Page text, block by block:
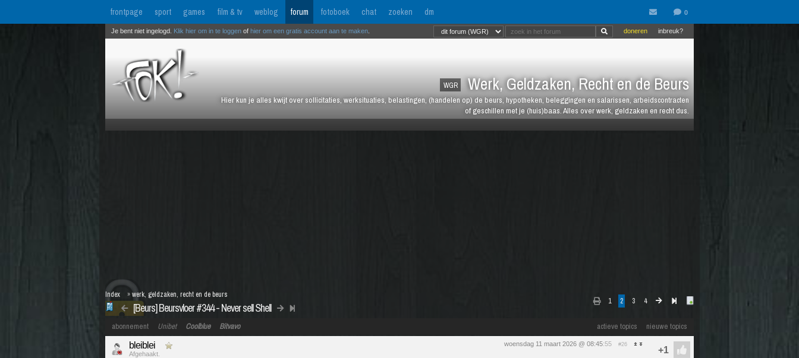
frontpage sport games film & tv weblog forum fotoboek chat zoeken dm
WGR Werk, Geldzaken, Recht en de Beurs
Hier kun je alles kwijt over sollicitaties, werksituaties, belastingen, (handelen op) de beurs, hypotheken, beleggingen en salarissen, arbeidscontracten
of geschillen met je (huis)baas. Alles over werk, geldzaken en recht dus.
inbreuk?
doneren
Je bent niet ingelogd. Klik hier om in te loggen of hier om een gratis account aan te maken
1 2 3 4
[Beurs] Beursvloer #344 - Never sell Shell
Index »werk, geldzaken, recht en de beurs
actieve topics nieuwe topics
abonnement Unibet Coolblue Bitvavo
woensdag 11 maart 2026 @ 08:45:55 #26
bleiblei
Afgehaakt.